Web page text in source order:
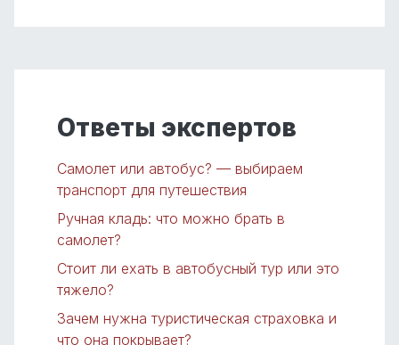
Ответы экспертов
Самолет или автобус? — выбираем
транспорт для путешествия
Ручная кладь: что можно брать в
самолет?
Стоит ли ехать в автобусный тур или это
тяжело?
Зачем нужна туристическая страховка и
что она покрывает?